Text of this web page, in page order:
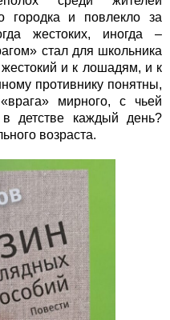
городка и повлекло за
жестоких, иногда –
стал для школьника
и к лошадям, и к
противнику понятны,
мирного, с чьей
в детстве каждый день?
возраста.